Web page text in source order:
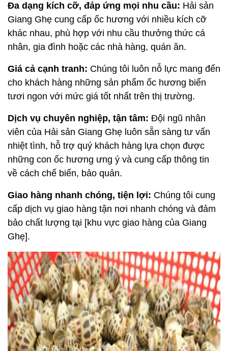
Đa dạng kích cỡ, đáp ứng mọi nhu cầu: Hải sản
Giang Ghẹ cung cấp ốc hương với nhiều kích cỡ
khác nhau, phù hợp với nhu cầu thưởng thức cá
nhân, gia đình hoặc các nhà hàng, quán ăn.
Giá cả cạnh tranh: Chúng tôi luôn nỗ lực mang đến
cho khách hàng những sản phẩm ốc hương biển
tươi ngon với mức giá tốt nhất trên thị trường.
Dịch vụ chuyên nghiệp, tận tâm: Đội ngũ nhân
viên của Hải sản Giang Ghẹ luôn sẵn sàng tư vấn
nhiệt tình, hỗ trợ quý khách hàng lựa chọn được
những con ốc hương ưng ý và cung cấp thông tin
về cách chế biến, bảo quản.
Giao hàng nhanh chóng, tiện lợi: Chúng tôi cung
cấp dịch vụ giao hàng tận nơi nhanh chóng và đảm
bảo chất lượng tại [khu vực giao hàng của Giang
Ghẹ].